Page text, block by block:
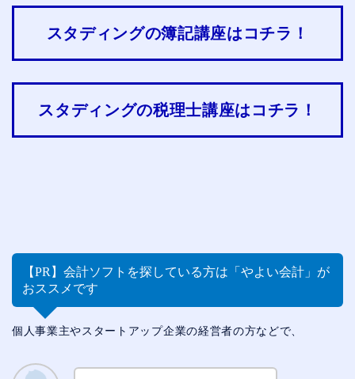
スタディングの簿記講座はコチラ！
スタディングの税理士講座はコチラ！
【PR】会計ソフトを探している方は「やよい会計」が
おススメです
個人事業主やスタートアップ企業の経営者の方などで、